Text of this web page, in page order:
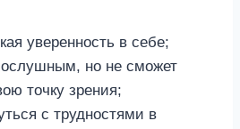
уверенность в себе;
но не сможет
точку зрения;
с трудностями в